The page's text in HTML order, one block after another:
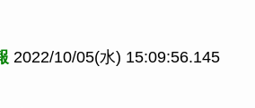
2022/10/05(水) 15:09:56.145